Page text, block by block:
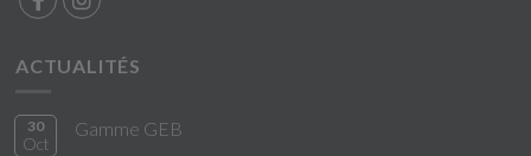
ACTUALITÉS
30
Oct
Gamme GEB